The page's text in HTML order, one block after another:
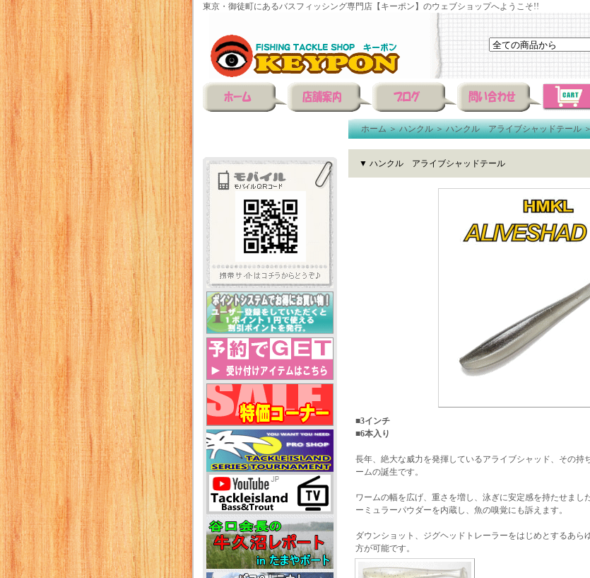
東京・御徒町にあるバスフィッシング専門店【キーポン】のウェブショップへようこそ!!
ホーム＞ハンクル＞ハンクル アライブシャッドテール
▼ ハンクル アライブシャッドテール
■3インチ
■6本入り
長年、絶大な威力を発揮しているアライブシャッド、その持
ームの誕生です。
ワームの幅を広げ、重さを増し、泳ぎに安定感を持たせまし
ーミュラーパウダーを内蔵し、魚の嗅覚にも訴えます。
ダウンショット、ジグヘッドトレーラーをはじめとするあら
方が可能です。